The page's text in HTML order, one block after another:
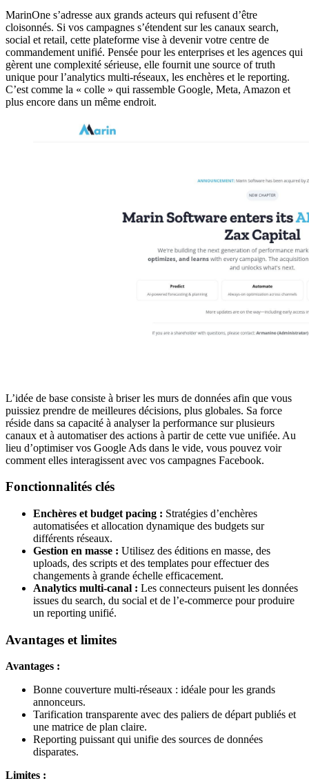
MarinOne s’adresse aux grands acteurs qui refusent d’être
cloisonnés. Si vos campagnes s’étendent sur les canaux search,
social et retail, cette plateforme vise à devenir votre centre de
commandement unifié. Pensée pour les enterprises et les agences qui
gèrent une complexité sérieuse, elle fournit une source of truth
unique pour l’analytics multi-réseaux, les enchères et le reporting.
C’est comme la « colle » qui rassemble Google, Meta, Amazon et
plus encore dans un même endroit.
L’idée de base consiste à briser les murs de données afin que vous
puissiez prendre de meilleures décisions, plus globales. Sa force
réside dans sa capacité à analyser la performance sur plusieurs
canaux et à automatiser des actions à partir de cette vue unifiée. Au
lieu d’optimiser vos Google Ads dans le vide, vous pouvez voir
comment elles interagissent avec vos campagnes Facebook.
Fonctionnalités clés
Enchères et budget pacing : Stratégies d’enchères
automatisées et allocation dynamique des budgets sur
différents réseaux.
Gestion en masse : Utilisez des éditions en masse, des
uploads, des scripts et des templates pour effectuer des
changements à grande échelle efficacement.
Analytics multi-canal : Les connecteurs puisent les données
issues du search, du social et de l’e-commerce pour produire
un reporting unifié.
Avantages et limites
Avantages :
Bonne couverture multi-réseaux : idéale pour les grands
annonceurs.
Tarification transparente avec des paliers de départ publiés et
une matrice de plan claire.
Reporting puissant qui unifie des sources de données
disparates.
Limites :